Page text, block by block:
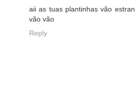
aii as tuas plantinhas vão
vão vão
Reply